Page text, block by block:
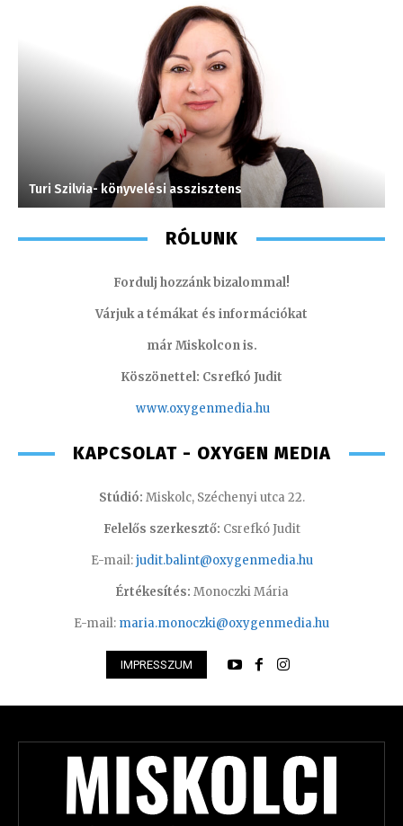
Turi Szilvia- könyvelési asszisztens
RÓLUNK
Fordulj hozzánk bizalommal!
Várjuk a témákat és információkat
már Miskolcon is.
Köszönettel: Csrefkó Judit
www.oxygenmedia.hu
KAPCSOLAT - OXYGEN MEDIA
Stúdió: Miskolc, Széchenyi utca 22.
Felelős szerkesztő: Csrefkó Judit
E-mail:judit.balint@oxygenmedia.hu
Értékesítés: Monoczki Mária
E-mail: maria.monoczki@oxygenmedia.hu
IMPRESSZUM